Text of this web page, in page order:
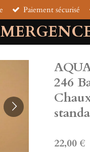
Paiement sécurisé
246
22,00 €